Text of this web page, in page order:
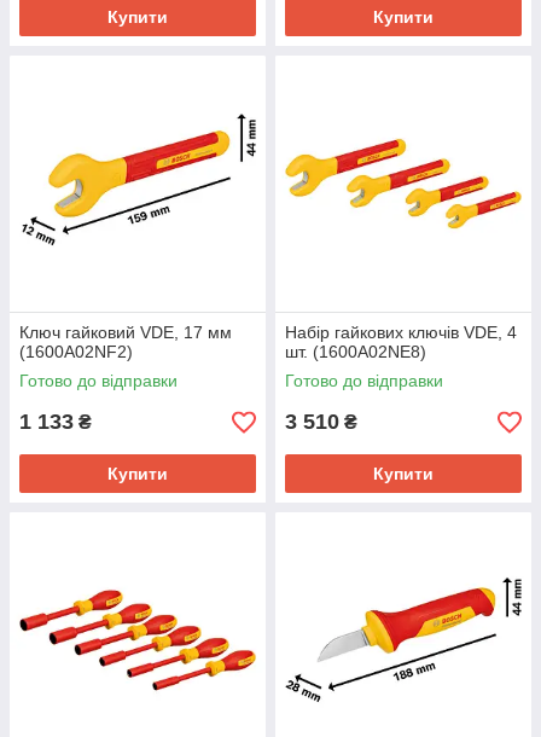
Купити Купити
Ключ гайковий VDE, 17 мм
(1600A02NF2)
Готово до відправки
1 133 ₴
Купити
Набір гайкових ключів VDE, 4
шт. (1600A02NE8)
Готово до відправки
3 510 ₴
Купити